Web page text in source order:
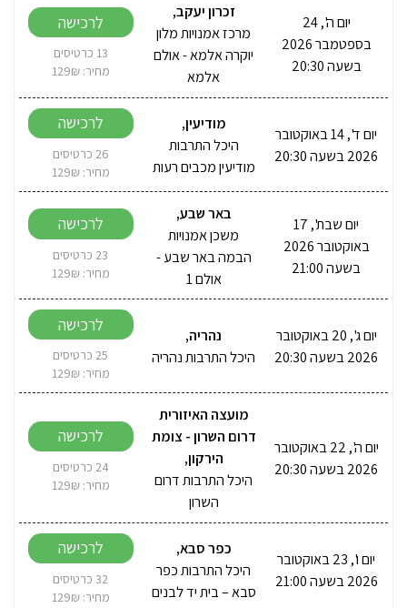
יום ה', 24
בספטמבר 2026
בשעה 20:30
זכרון יעקב,
מרכז אמנויות מלון
יוקרה אלמא - אולם
אלמא
לרכישה
13 כרטיסים
מחיר: 129₪
יום ד', 14 באוקטובר
2026 בשעה 20:30
מודיעין,
היכל התרבות
מודיעין מכבים רעות
לרכישה
26 כרטיסים
מחיר: 129₪
יום שבת', 17
באוקטובר 2026
בשעה 21:00
באר שבע,
משכן אמנויות
הבמה באר שבע -
אולם 1
לרכישה
23 כרטיסים
מחיר: 129₪
יום ג', 20 באוקטובר
2026 בשעה 20:30
נהריה,
היכל התרבות נהריה
לרכישה
25 כרטיסים
מחיר: 129₪
יום ה', 22 באוקטובר
2026 בשעה 20:30
מועצה האיזורית
דרום השרון - צומת
הירקון,
היכל התרבות דרום
השרון
לרכישה
24 כרטיסים
מחיר: 129₪
יום ו', 23 באוקטובר
2026 בשעה 21:00
כפר סבא,
היכל התרבות כפר
סבא – בית יד לבנים
לרכישה
32 כרטיסים
מחיר: 129₪